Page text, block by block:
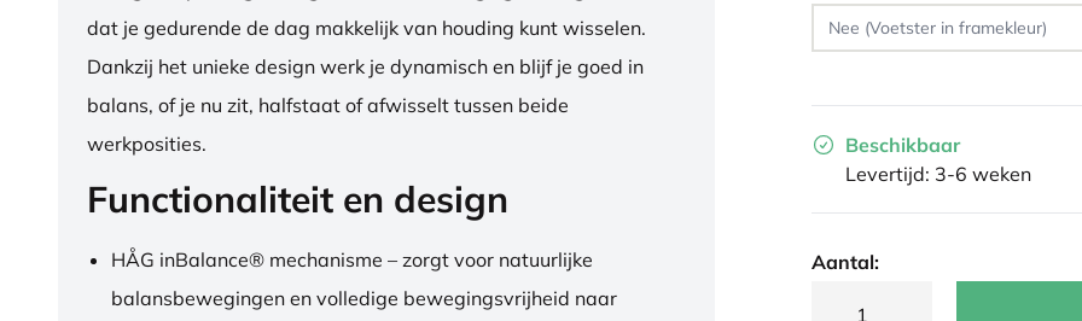
dat je gedurende de dag makkelijk van houding kunt wisselen.
Dankzij het unieke design werk je dynamisch en blijf je goed in
balans, of je nu zit, halfstaat of afwisselt tussen beide
werkposities.
Functionaliteit en design
HÅG inBalance® mechanisme – zorgt voor natuurlijke
balansbewegingen en volledige bewegingsvrijheid naar
Beschikbaar
Levertijd: 3-6 weken
Aantal: